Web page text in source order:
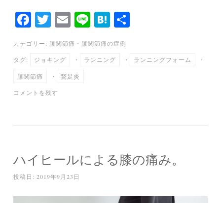
Fa
ce
bo
ok
T
wi
tte
r
E
m
ail
Li
ne
H
at
en
a
カテゴリー: 膝関節痛 ・ 膝関節痛の症例
タグ: ジョキング ・ ランニング ・ ランニングフォーム ・
膝関節痛 ・ 鵞足炎
コメントを残す
ハイヒールによる膝の痛み。
投稿日: 2019年9月23日